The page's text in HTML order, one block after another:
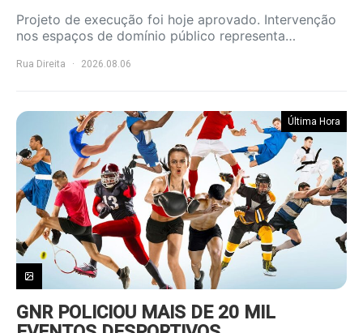
Projeto de execução foi hoje aprovado. Intervenção
nos espaços de domínio público representa…
Rua Direita 2026.08.06
Última Hora
GNR POLICIOU MAIS DE 20 MIL